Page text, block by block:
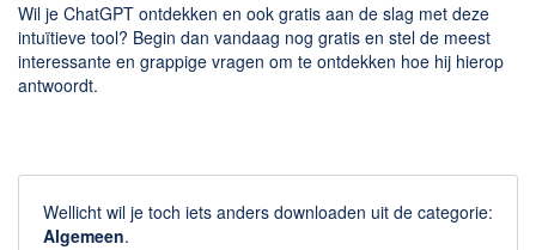
Wil je ChatGPT ontdekken en ook gratis aan de slag met deze
intuïtieve tool? Begin dan vandaag nog gratis en stel de meest
interessante en grappige vragen om te ontdekken hoe hij hierop
antwoordt.
Wellicht wil je toch iets anders downloaden uit de categorie:
Algemeen.